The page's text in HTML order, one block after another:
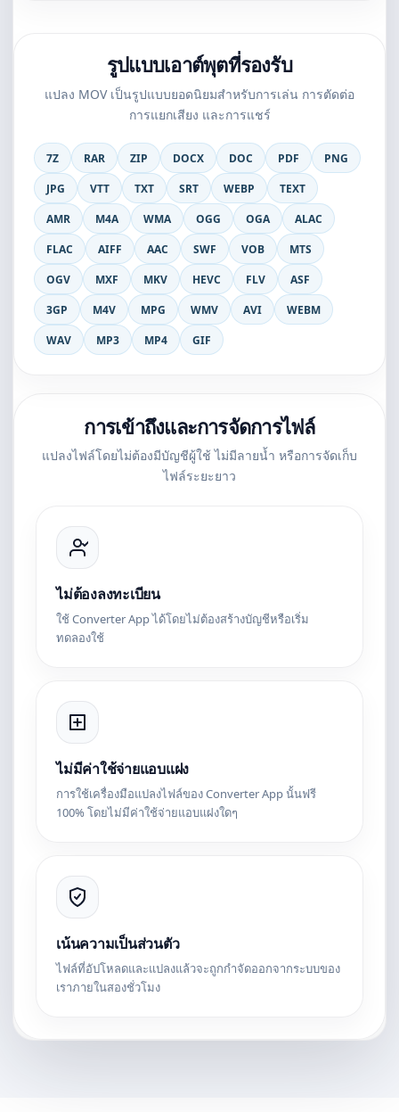
รูปแบบเอาต์พุตที่รองรับ
แปลง MOV เป็นรูปแบบยอดนิยมสำหรับการเล่น การตัดต่อ
การแยกเสียง และการแชร์
7Z RAR ZIP DOCX DOC PDF
PNG
JPG
VTT TXT SRT WEBP
TEXT
AMR
M4A WMA OGG OGA
ALAC
FLAC
AIFF AAC SWF VOB
MTS
OGV
MXF MKV HEVC FLV
ASF
3GP
M4V MPG WMV AVI
WEBM
WAV
MP3 MP4 GIF
การเข้าถึงและการจัดการไฟล์
แปลงไฟล์โดยไม่ต้องมีบัญชีผู้ใช้ ไม่มีลายน้ำ หรือการจัดเก็บ
ไฟล์ระยะยาว
ไม่ต้องลงทะเบียน
ใช้ Converter App ได้โดยไม่ต้องสร้างบัญชีหรือเริ่ม
ทดลองใช้
ไม่มีค่าใช้จ่ายแอบแฝง
การใช้เครื่องมือแปลงไฟล์ของ Converter App นั้นฟรี
100% โดยไม่มีค่าใช้จ่ายแอบแฝงใดๆ
เน้นความเป็นส่วนตัว
ไฟล์ที่อัปโหลดและแปลงแล้วจะถูกกำจัดออกจากระบบของ
เราภายในสองชั่วโมง